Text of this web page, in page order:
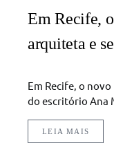
Em Recife,
arquiteta e
Em Recife, o
do escritório Ana
LEIA MAIS